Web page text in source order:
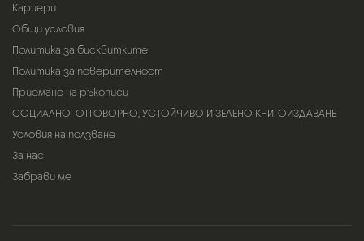
Кариери
Общи условия
Политика за бисквитките
Политика за поверителност
Приемане на ръкописи
СОЦИАЛНО-ОТГОВОРНО, УСТОЙЧИВО И ЗЕЛЕНО КНИГОИЗДАВАНЕ
Условия на ползване
За нас
Забрави ме